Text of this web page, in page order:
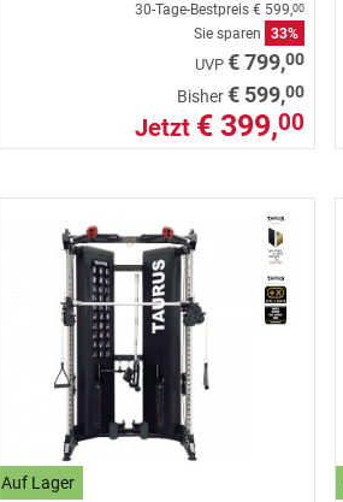
30-Tage-Bestpreis € 599,00
Sie sparen 33%
UVP € 799,00
Bisher€ 599,00
Jetzt € 399,00
Auf Lager